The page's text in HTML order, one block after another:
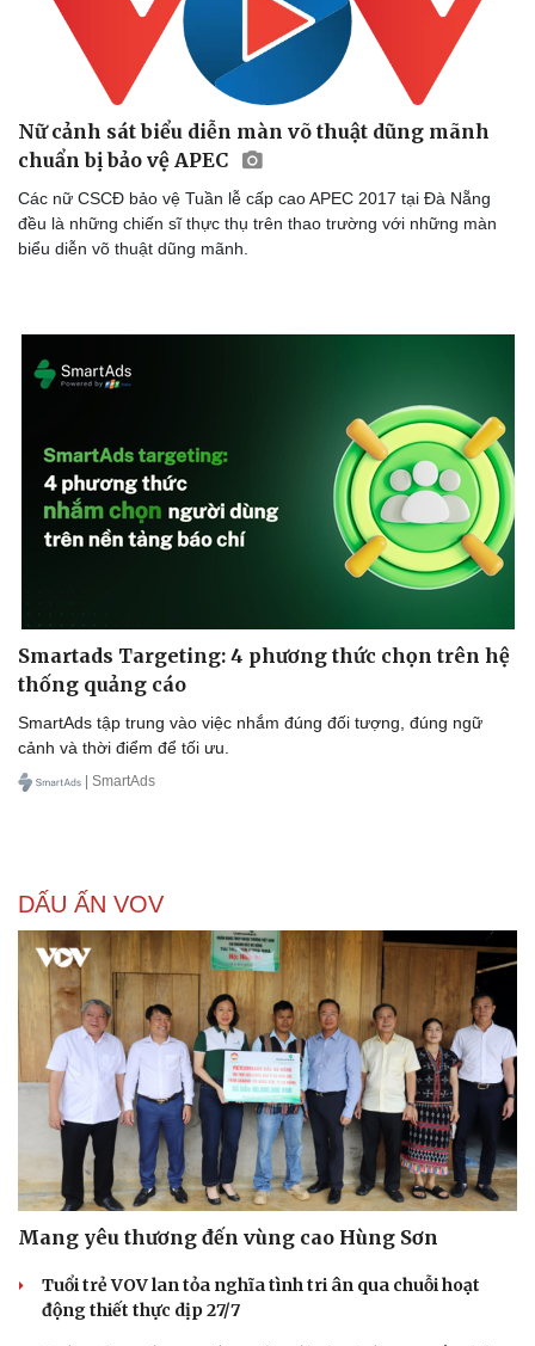
Văn hóa
Sân khấu - Điện ảnh
Văn học
Âm nhạc
Di sản
Giải trí
Nghệ sĩ
Thời trang
Sao Việt
Nữ cảnh sát biểu diễn màn võ thuật dũng mãnh
chuẩn bị bảo vệ APEC
Các nữ CSCĐ bảo vệ Tuần lễ cấp cao APEC 2017 tại Đà Nẵng
đều là những chiến sĩ thực thụ trên thao trường với những màn
biểu diễn võ thuật dũng mãnh.
Smartads Targeting: 4 phương thức chọn trên hệ
thống quảng cáo
SmartAds tập trung vào việc nhắm đúng đối tượng, đúng ngữ
cảnh và thời điểm để tối ưu.
| SmartAds
DẤU ẤN VOV
Mang yêu thương đến vùng cao Hùng Sơn
Tuổi trẻ VOV lan tỏa nghĩa tình tri ân qua chuỗi hoạt
động thiết thực dịp 27/7